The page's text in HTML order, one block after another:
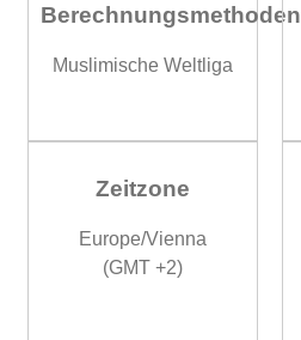
Berechnungsmethoden
Muslimische Weltliga
Zeitzone
Europe/Vienna
(GMT +2)